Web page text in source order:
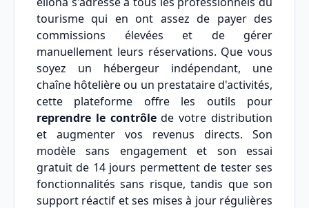
tourisme qui en ont assez de payer des
commissions élevées et de gérer
manuellement leurs réservations. Que vous
soyez un hébergeur indépendant, une
chaîne hôtelière ou un prestataire d'activités,
cette plateforme offre les outils pour
reprendre le contrôlede votre distribution
et augmenter vos revenus directs. Son
modèle sans engagement et son essai
gratuit de 14 jours permettent de tester ses
fonctionnalités sans risque, tandis que son
support réactif et ses mises à jour régulières